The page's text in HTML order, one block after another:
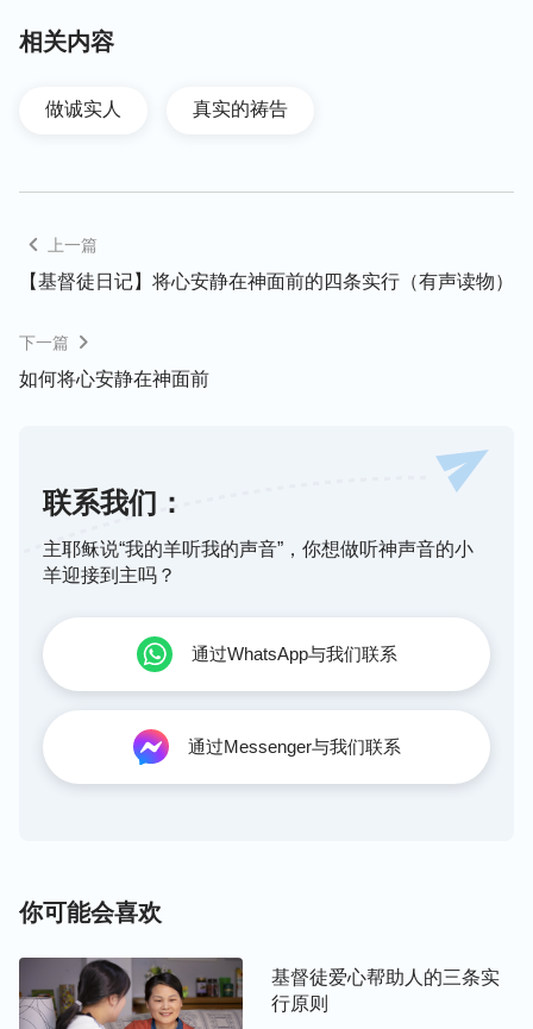
么做、人怎么做能满足神，这个时候你再实行真理，
意，这就清楚了，所以这一条也是做诚实人的原则。
就是无论在什么事上，如果自己不明白真理，不明白
神的心意，那就应该无条件地按照神的话、神的要求
我自己的意思做吧。”这是违背神的意思。所以这一
心意的情况下，我们可以与弟兄姊妹交通，然后无条
件地按照神的话去做，在实行中，我们再借着祷告，
照，也许经历一次、两次就能明白真理达到合神心意
的人可能要问：“在不明白真理、也不明白神心意的
情况下，无条件地按照神话去做，咋实行呢？”比如
你是事奉神的人，有些事临到了，你不知道神是啥意
思：“为啥这个事临到我？让我挺受苦，挺受折
磨……”你摸不着神心意，怎么办？那你该顺服还得
么临到我了呢？我也没得罪神哪，这好像是咒诅，好
像是刑罚、惩罚呀！”你摸不着神心意，但是你以前
怎么实行满足神、顺服神，你今天照样怎么实行，这
没错！人老有观念：“我事奉神、我尽本分，那就应
相关内容
做诚实人 真实的祷告
上一篇
【基督徒日记】将心安静在神面前的四条实行（有声读物）
下一篇
如何将心安静在神面前
联系我们：
主耶稣说“我的羊听我的声音”，你想做听神声音的小
羊迎接到主吗？
通过WhatsApp与我们联系
通过Messenger与我们联系
你可能会喜欢
基督徒爱心帮助人的三条实
行原则